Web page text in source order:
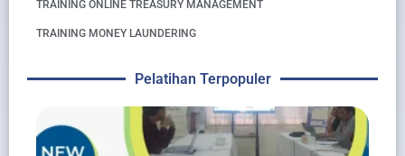
TRAINING ONLINE TREASURY MANAGEMENT
TRAINING MONEY LAUNDERING
Pelatihan Terpopuler